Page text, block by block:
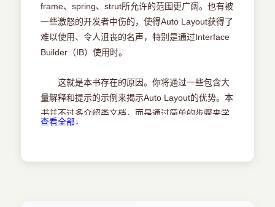
1.4 约束属性
1.5 关于那些丢失的视图
1.5.2 规则不一致导致丢失视图
1.6 有歧义的布局
frame、spring、strut所允许的范围更广阔。也有被
一些激怒的开发者中伤的，使得Auto Layout获得了
难以使用、令人沮丧的名声，特别是通过Interface
Builder（IB）使用时。
这就是本书存在的原因。你将通过一些包含大
量解释和提示的示例来揭示Auto Layout的优势。本
书并不过多介绍类文档，而是通过简单的步骤来学
习该系统的工作原理，以及它为什么比你初次所想
查看全部↓